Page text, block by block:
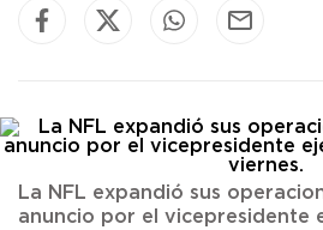
La NFL expandió sus
anuncio por el vicepresidente